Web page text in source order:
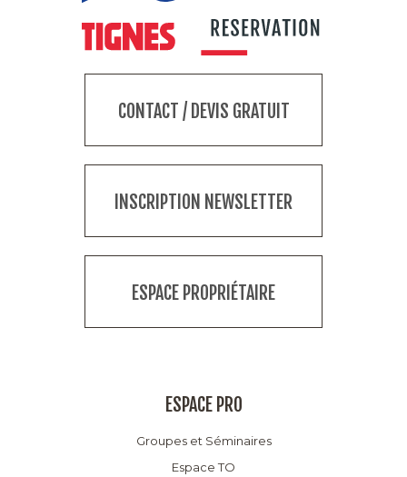
CONTACT / DEVIS GRATUIT
INSCRIPTION NEWSLETTER
ESPACE PROPRIÉTAIRE
ESPACE PRO
Groupes et Séminaires
Espace TO